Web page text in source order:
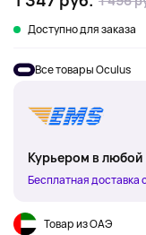
Доступно для заказа
Все товары Oculus
Курьером в любой
Бесплатная доставка
Товар из ОАЭ